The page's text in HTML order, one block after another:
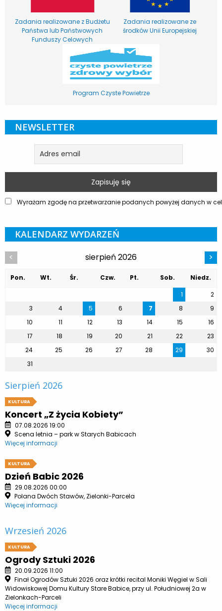
Zadania realizowane z Budżetu
Państwa lub Państwowych
Funduszy Celowych
Zadania realizowane ze
środków Unii Europejskiej
Program Czyste Powietrze
NEWSLETTER
Wyrażam zgodę na przetwarzanie podanych powyżej danych w
KALENDARZ WYDARZEŃ
< sierpień 2026 >
Pon. Wt. Śr. Czw. Pt. Sob.
Niedz.
1
2
3
4 5 6 7 8
9
10
11 12 13 14 15
16
17
18 19 20 21 22
23
24
25 26 27 28 29
30
31
Sierpień 2026
KULTURA
Koncert „Z życia Kobiety”
07.08.2026 19:00
Scena letnia – park w Starych Babicach
Więcej informacji
KULTURA
Dzień Babic 2026
29.08.2026 00:00
Polana Dwóch Stawów, Zielonki-Parcela
Więcej informacji
Wrzesień 2026
KULTURA
Ogrody Sztuki 2026
20.09.2026 11:00
Finał Ogrodów Sztuki 2026 oraz krótki recital Moniki Węgiel w Sali
Widowiskowej Domu Kultury Stare Babice, przy ul. Południowej 2a w
Zielonkach-Parceli
Więcej informacji